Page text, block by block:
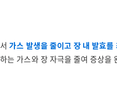
가스 발생을 줄이고 장 내 발효
는 가스와 장 자극을 줄여 증상